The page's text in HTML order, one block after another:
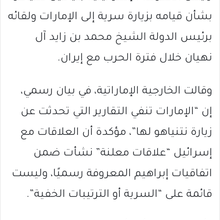
بشأن قيامه بزيارة سرية إلى الإمارات ولقائه
برئيس الدولة الشيخ محمد بن زايد آل
نهيان خلال فترة الحرب مع إيران.
وقالت الخارجية الإماراتية، في بيان رسمي،
إن “الإمارات تنفي التقارير التي تحدثت عن
زيارة نتنياهو لها”، مؤكدة أن العلاقات مع
إسرائيل “علاقات معلنة” نشأت ضمن
اتفاقيات إبراهيم المعروفة رسميًا، وليست
قائمة على “السرية أو الترتيبات الخفية”.